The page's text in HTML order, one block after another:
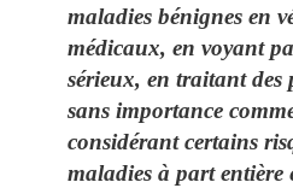
maladies bénignes en
médicaux, en voyant
sérieux, en traitant des
sans importance
considérant certains
maladies à part entière